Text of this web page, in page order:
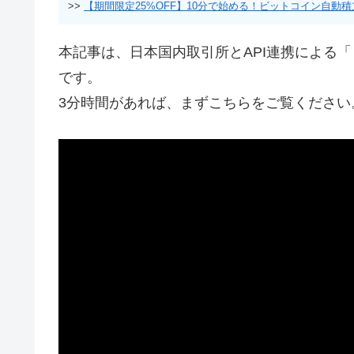
>> 【期間限定25%OFF】10分で始める！ビットコイン自動
本記事は、日本国内取引所とAPI連携による
です。
3分時間があれば、まずこちらをご覧ください